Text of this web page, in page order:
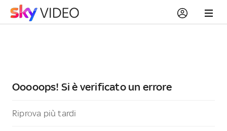
Ooooops! Si è verificato un errore
Riprova più tardi